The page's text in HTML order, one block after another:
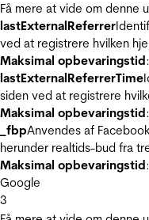
Få mere at vide om denne
lastExternalReferrer
ved at registrere hvilken
Maksimal opbevaringstid
lastExternalReferrerTime
siden ved at registrere
Maksimal opbevaringstid
_fbpAnvendes af
herunder realtids-bud fra
Maksimal opbevaringstid
Google
3